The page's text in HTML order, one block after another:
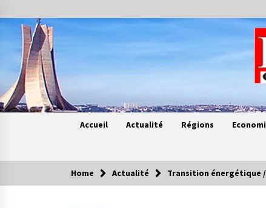
to
content
Accueil Actualité Régions
Contes de chez nous
Home Actualité Transition énergétique /